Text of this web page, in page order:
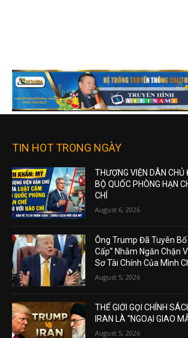
TIN HOT TRONG NGÀY
THƯỢNG VIỆN DÂN
BỘ QUỐC PHÒNG HẠN
CHÍ
August 6, 2026
Ông Trump Đã Tuyên
Cấp” Nhằm Ngăn Chặn
Sơ Tài Chính Của Mình
August 5, 2026
THẾ GIỚI GỌI CHÍNH
IRAN LÀ “NGOẠI GIAO
August 5, 2026